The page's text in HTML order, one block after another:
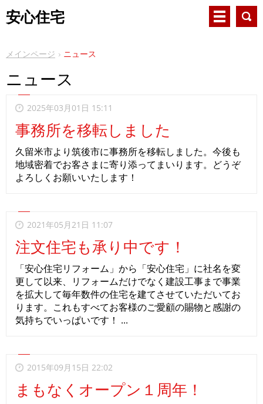
安心住宅
メインページ ニュース
ニュース
2025年03月01日 15:11
事務所を移転しました
久留米市より筑後市に事務所を移転しました。今後も
地域密着でお客さまに寄り添ってまいります。どうぞ
よろしくお願いいたします！
2021年05月21日 11:07
注文住宅も承り中です！
「安心住宅リフォーム」から「安心住宅」に社名を変
更して以来、リフォームだけでなく建設工事まで事業
を拡大して毎年数件の住宅を建てさせていただいてお
ります。これもすべてお客様のご愛顧の賜物と感謝の
気持ちでいっぱいです！ ...
2015年09月15日 22:02
まもなくオープン１周年！